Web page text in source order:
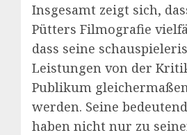
Insgesamt zeigt sich,
Pütters Filmografie
dass seine
Leistungen von der
Publikum
werden. Seine
haben nicht nur zu